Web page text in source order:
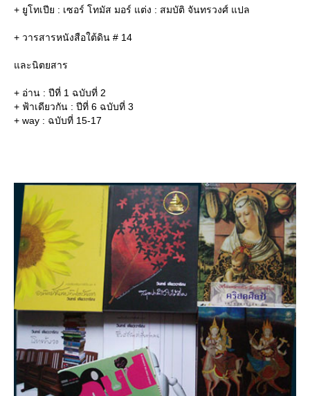
+ ยูโทเปีย : เซอร์ โทมัส มอร์ แต่ง : สมบัติ จันทรวงศ์ แปล
+ วารสารหนังสือใต้ดิน # 14
ละนิตยสาร
+ อ่าน : ปีที่ 1 ฉบับที่ 2
+ ฟ้าเดียวกัน : ปีที่ 6 ฉบับที่ 3
+ way : ฉบับที่ 15-17